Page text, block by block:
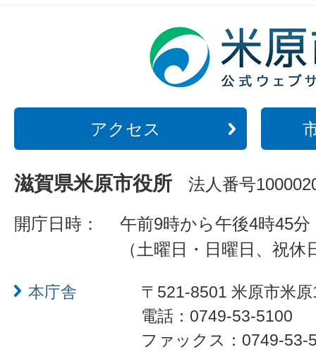
アクセス
滋賀県米原市役所 法人番号
開庁日時：
午前9時から午後4時45分
（土曜日・日曜日、祝
本庁舎
〒521-8501 米原市米
電話：0749-53-5100
ファックス：0749-53-